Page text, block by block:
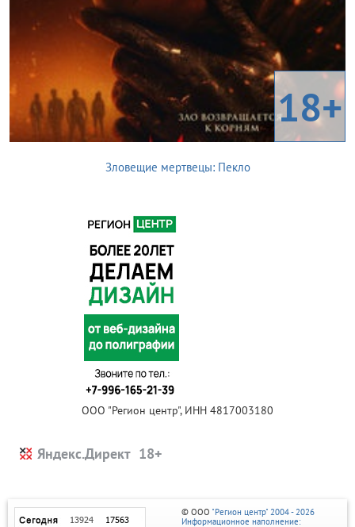
18+
Зловещие мертвецы: Пекло
ООО "Регион центр", ИНН 4817003180
Яндекс.Директ
© ООО "Регион центр" 2004 - 2026
Информационное наполнение: